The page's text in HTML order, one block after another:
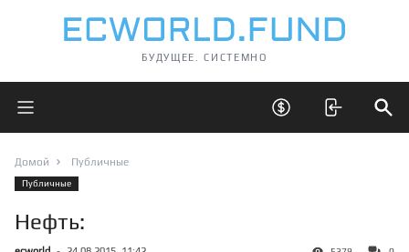
БУДУЩЕЕ. СИСТЕМНО
Открыть главное меню Открыть скрытые
Домой Публичные
Публичные
Нефть: